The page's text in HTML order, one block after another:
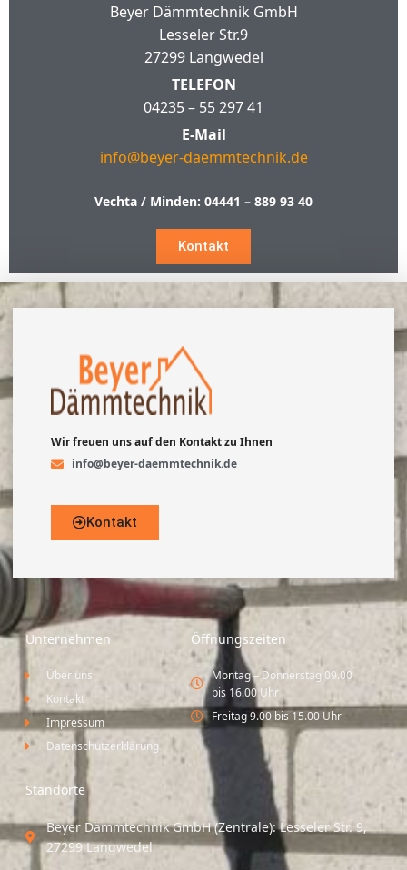
Beyer Dämmtechnik GmbH
Lesseler Str.9
27299 Langwedel
TELEFON
04235 – 55 297 41
E-Mail
info@beyer-daemmtechnik.de
Vechta / Minden: 04441 – 889 93 40
Kontakt
Wir freuen uns auf den Kontakt zu Ihnen
info@beyer-daemmtechnik.de
Kontakt
Unternehmen
Über uns
Kontakt
Impressum
Datenschutzerklärung
Öffnungszeiten
Montag – Donnerstag 09.00
bis 16.00 Uhr
Freitag 9.00 bis 15.00 Uhr
Standorte
Beyer Dämmtechnik GmbH (Zentrale): Lesseler Str. 9,
27299 Langwedel